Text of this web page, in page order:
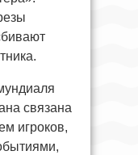
связана
игроков,